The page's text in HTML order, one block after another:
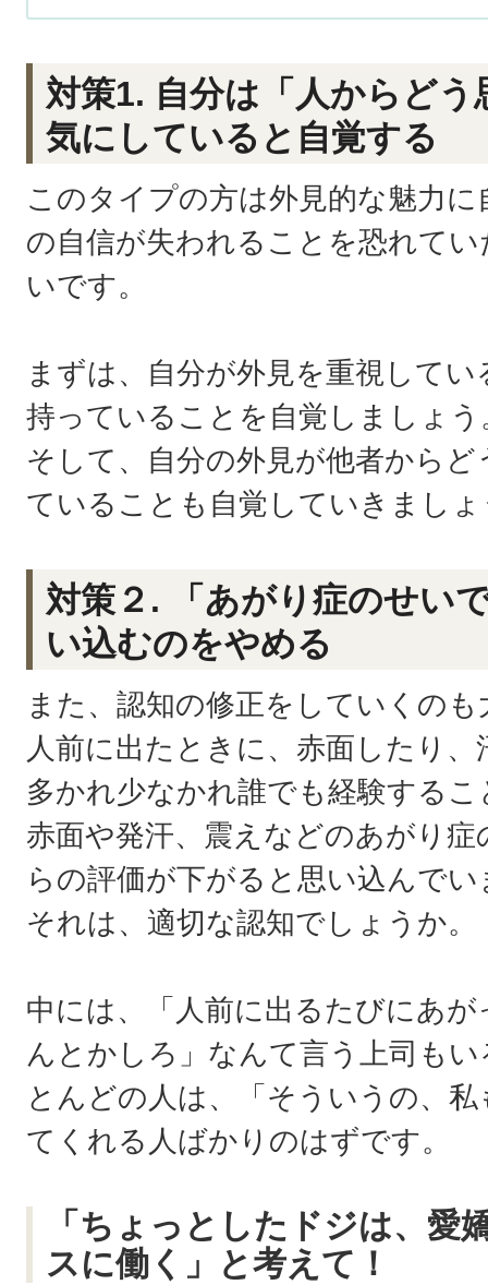
対策1. 自分は「人からど
気にしていると自覚する
このタイプの方は外見的な魅力
の自信が失われることを恐れて
いです。
まずは、自分が外見を重視して
持っていることを自覚しましょう
そして、自分の外見が他者から
ていることも自覚していきまし
対策２. 「あがり症のせい
い込むのをやめる
また、認知の修正をしていくのも
人前に出たときに、赤面したり
多かれ少なかれ誰でも経験するこ
赤面や発汗、震えなどのあがり
らの評価が下がると思い込んで
それは、適切な認知でしょうか。
中には、「人前に出るたびにあ
んとかしろ」なんて言う上司も
とんどの人は、「そういうの、
てくれる人ばかりのはずです。
「ちょっとしたドジは、愛
スに働く」と考えて！